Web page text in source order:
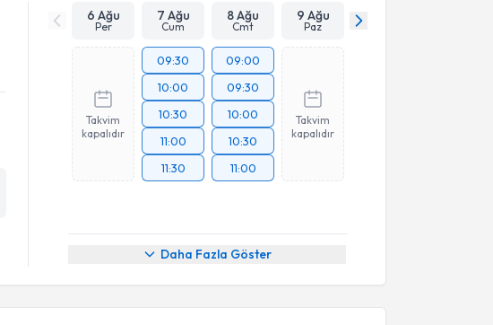
6 Ağu
Per
7 Ağu
Cum
8 Ağu
Cmt
9 Ağu
Paz
Takvim
kapalıdır
09:30
10:00
10:30
11:00
11:30
09:00
09:30
10:00
10:30
11:00
Takvim
kapalıdır
Daha Fazla Göster